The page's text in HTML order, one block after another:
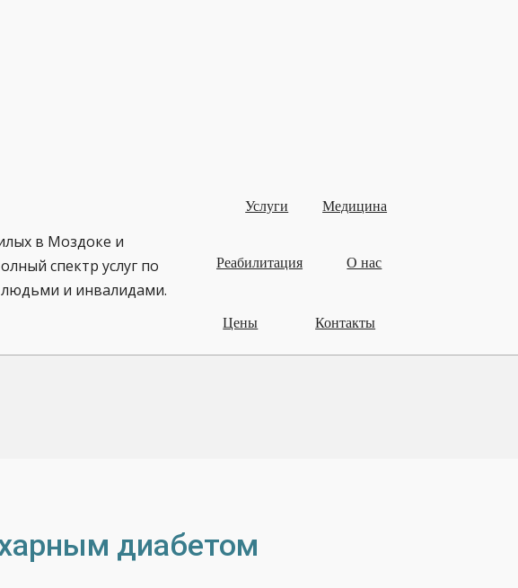
в Моздоке и
спектр услуг по
и инвалидами.
Услуги Медицина
Реабилитация О нас
Цены Контакты
диабетом